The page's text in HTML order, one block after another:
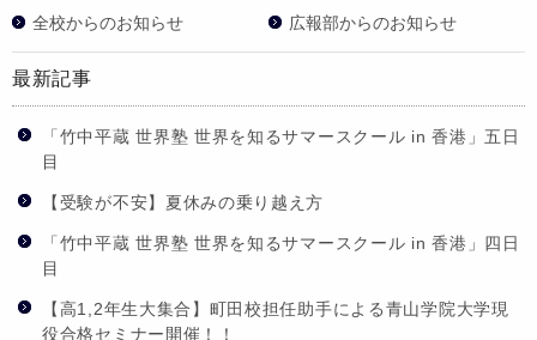
全校からのお知らせ 広報部からのお知らせ
最新記事
「竹中平蔵 世界塾 世界を知るサマースクール in 香港」五日
目
【受験が不安】夏休みの乗り越え方
「竹中平蔵 世界塾 世界を知るサマースクール in 香港」四日
目
【高1,2年生大集合】町田校担任助手による青山学院大学現
役合格セミナー開催！！